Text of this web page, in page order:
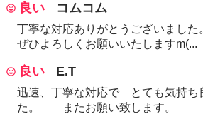
良い コムコム
丁寧な対応ありがとうございました
ぜひよろしくお願いいたしますm(...
良い E.T
迅速、丁寧な対応で とても気持ち
た。 またお願い致します。